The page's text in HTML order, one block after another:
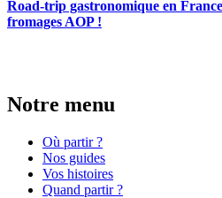
Road-trip gastronomique en
fromages AOP !
Notre menu
Où partir ?
Nos guides
Vos histoires
Quand partir ?